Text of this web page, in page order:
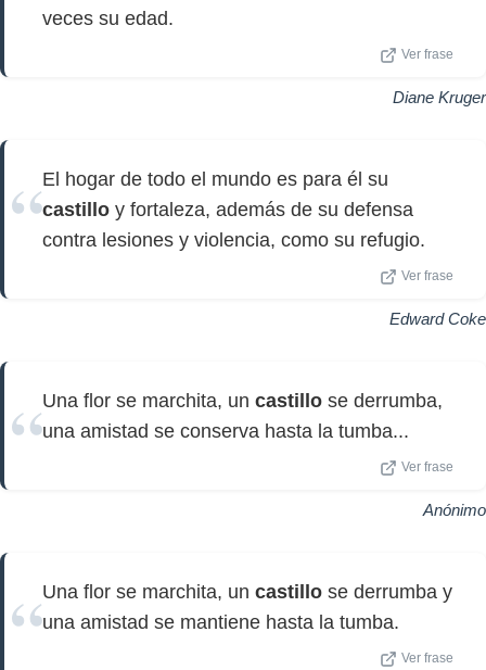
veces su edad.
Ver frase
Diane Kruger
El hogar de todo el mundo es para él su
castillo y fortaleza, además de su defensa
contra lesiones y violencia, como su refugio.
Ver frase
Edward Coke
Una flor se marchita, un castillo se derrumba,
una amistad se conserva hasta la tumba...
Ver frase
Anónimo
Una flor se marchita, un castillo se derrumba y
una amistad se mantiene hasta la tumba.
Ver frase